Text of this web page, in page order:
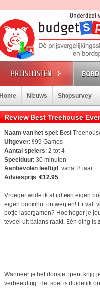
Home Nieuws Shopsurvey
Review Best Treehouse Ever
Naam van het spel : Best
Uitgever: 999 Games
Aantal spelers: 2 tot 4
Speelduur: 30 minuten
Aanbevolen leeftijd : vanaf 8 jaar
Adviesprijs: €12.95
Vroeger wilde ik altijd een eigen
eigen boomhut ontwerpen! Er valt
potje lasergamen? Hoe hoger je
teveel uit balans raakt. Eén ding is
Wanneer je het doosje opent krijg
verbeelding. Het spel is duidelijk